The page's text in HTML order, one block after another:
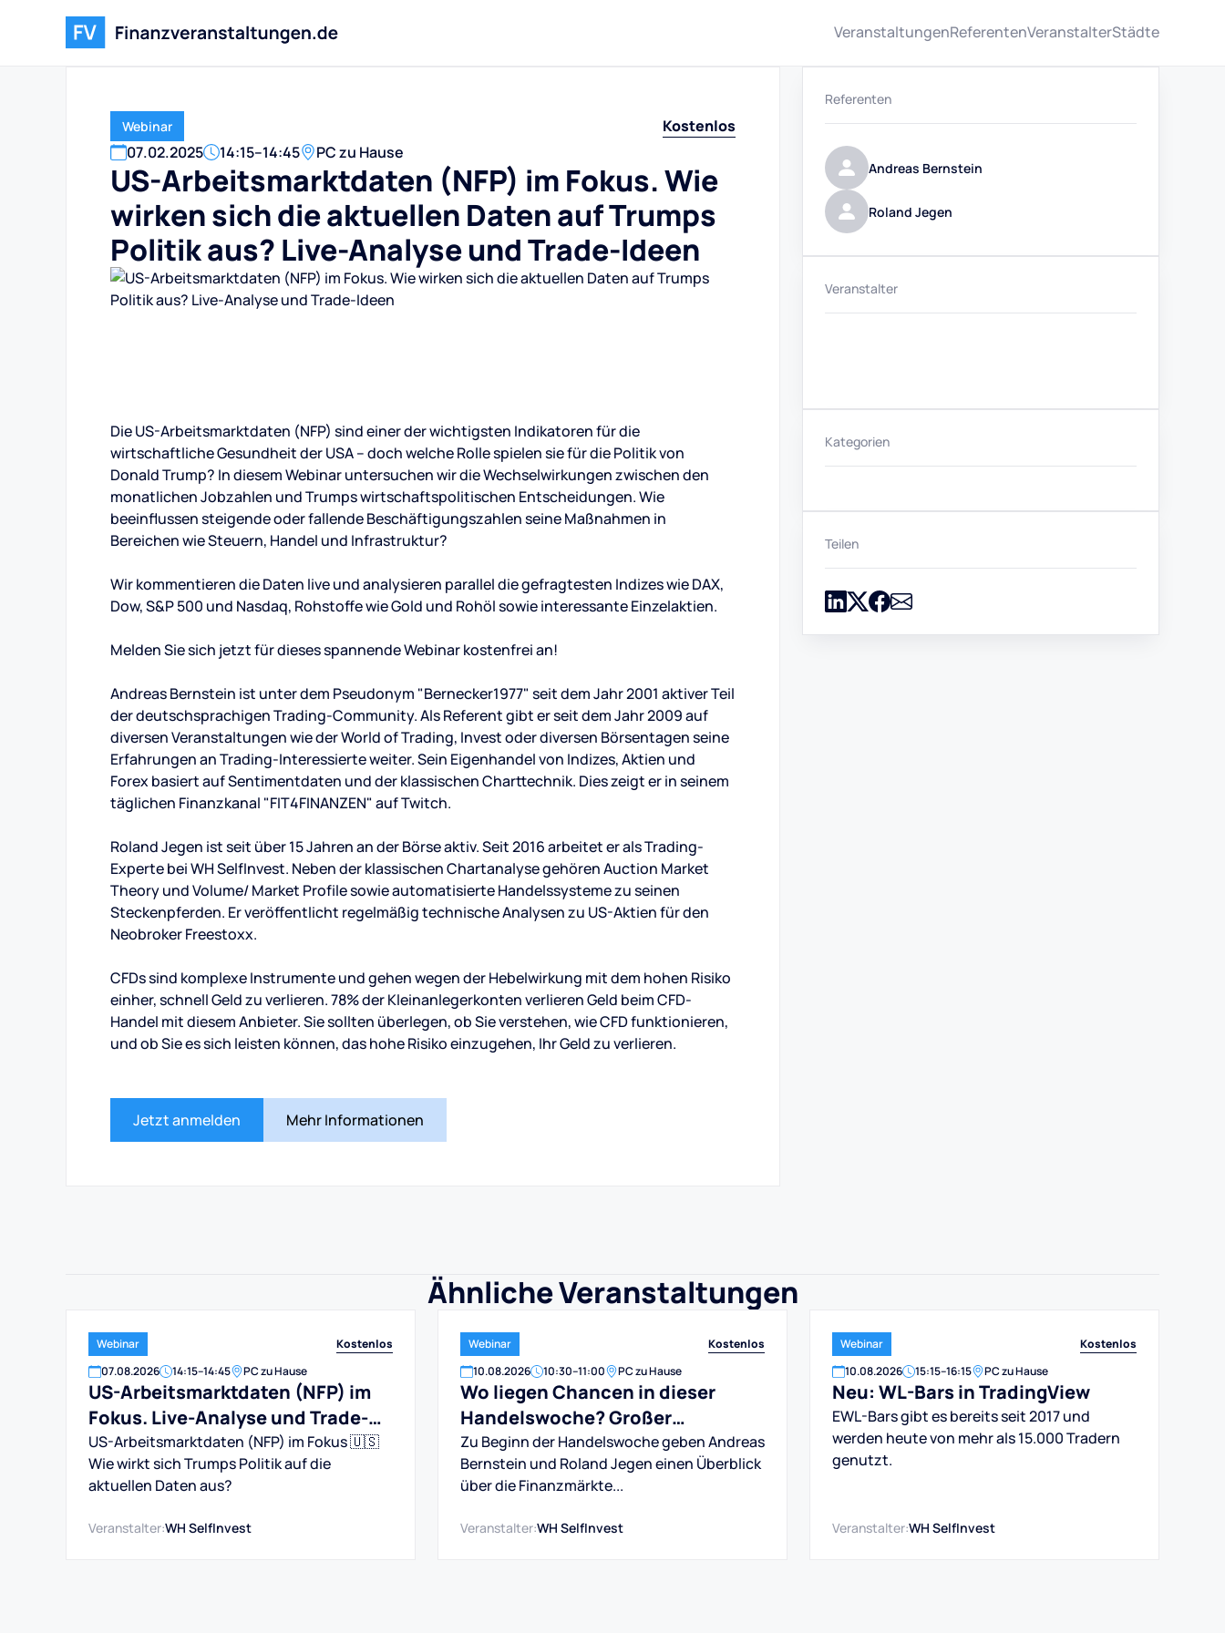
VeranstaltungenReferentenVeranstalterStädte
Webinar
Kostenlos
07.02.2025 14:15–14:45 PC zu Hause
US-Arbeitsmarktdaten (NFP) im Fokus. Wie
wirken sich die aktuellen Daten auf Trumps
Politik aus? Live-Analyse und Trade-Ideen
Die US-Arbeitsmarktdaten (NFP) sind einer der wichtigsten Indikatoren für die
wirtschaftliche Gesundheit der USA – doch welche Rolle spielen sie für die Politik von
Donald Trump? In diesem Webinar untersuchen wir die Wechselwirkungen zwischen den
monatlichen Jobzahlen und Trumps wirtschaftspolitischen Entscheidungen. Wie
beeinflussen steigende oder fallende Beschäftigungszahlen seine Maßnahmen in
Bereichen wie Steuern, Handel und Infrastruktur?
Wir kommentieren die Daten live und analysieren parallel die gefragtesten Indizes wie DAX,
Dow, S&P 500 und Nasdaq, Rohstoffe wie Gold und Rohöl sowie interessante Einzelaktien.
Melden Sie sich jetzt für dieses spannende Webinar kostenfrei an!
Andreas Bernstein ist unter dem Pseudonym "Bernecker1977" seit dem Jahr 2001 aktiver Teil
der deutschsprachigen Trading-Community. Als Referent gibt er seit dem Jahr 2009 auf
diversen Veranstaltungen wie der World of Trading, Invest oder diversen Börsentagen seine
Erfahrungen an Trading-Interessierte weiter. Sein Eigenhandel von Indizes, Aktien und
Forex basiert auf Sentimentdaten und der klassischen Charttechnik. Dies zeigt er in seinem
täglichen Finanzkanal "FIT4FINANZEN" auf Twitch.
Roland Jegen ist seit über 15 Jahren an der Börse aktiv. Seit 2016 arbeitet er als Trading-
Experte bei WH SelfInvest. Neben der klassischen Chartanalyse gehören Auction Market
Theory und Volume/ Market Profile sowie automatisierte Handelssysteme zu seinen
Steckenpferden. Er veröffentlicht regelmäßig technische Analysen zu US-Aktien für den
Neobroker Freestoxx.
CFDs sind komplexe Instrumente und gehen wegen der Hebelwirkung mit dem hohen Risiko
einher, schnell Geld zu verlieren. 78% der Kleinanlegerkonten verlieren Geld beim CFD-
Handel mit diesem Anbieter. Sie sollten überlegen, ob Sie verstehen, wie CFD funktionieren,
und ob Sie es sich leisten können, das hohe Risiko einzugehen, Ihr Geld zu verlieren.
Jetzt anmelden Mehr Informationen
Referenten
Andreas Bernstein
Roland Jegen
Veranstalter
Kategorien
Teilen
Ähnliche Veranstaltungen
Webinar
Kostenlos
07.08.2026 14:15–14:45 PC zu Hause
US-Arbeitsmarktdaten (NFP) im
Fokus. Live-Analyse und Trade-
Ideen.
US-Arbeitsmarktdaten (NFP) im Fokus 🇺🇸
Wie wirkt sich Trumps Politik auf die
aktuellen Daten aus?
Veranstalter:WH SelfInvest
Webinar
Kostenlos
10.08.2026 10:30–11:00 PC zu Hause
Wo liegen Chancen in dieser
Handelswoche? Großer
Marktausblick für DAX, Dow, Gold
und Aktien
Zu Beginn der Handelswoche geben Andreas
Bernstein und Roland Jegen einen Überblick
über die Finanzmärkte...
Veranstalter:WH SelfInvest
Webinar
Kostenlos
10.08.2026 15:15–16:15 PC zu Hause
Neu: WL-Bars in TradingView
EWL-Bars gibt es bereits seit 2017 und
werden heute von mehr als 15.000 Tradern
genutzt.
Veranstalter:WH SelfInvest